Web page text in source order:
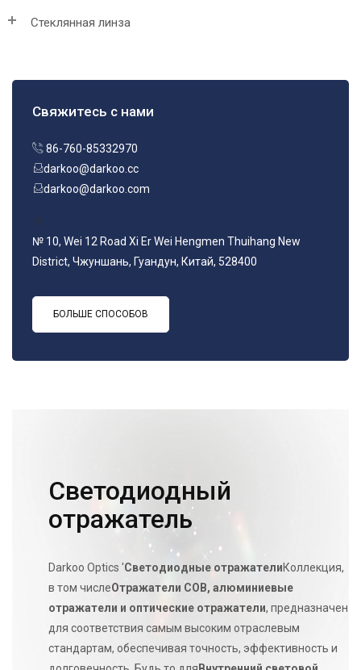
Стеклянная линза
Свяжитесь с нами
86-760-85332970
darkoo@darkoo.cc
darkoo@darkoo.com
№ 10, Wei 12 Road Xi Er Wei Hengmen Thuihang New
District, Чжуншань, Гуандун, Китай, 528400
БОЛЬШЕ СПОСОБОВ
Светодиодный
отражатель
Darkoo Optics 'Светодиодные отражателиКоллекция,
в том числеОтражатели COB, алюминиевые
отражатели и оптические отражатели, предназначен
для соответствия самым высоким отраслевым
стандартам, обеспечивая точность, эффективность и